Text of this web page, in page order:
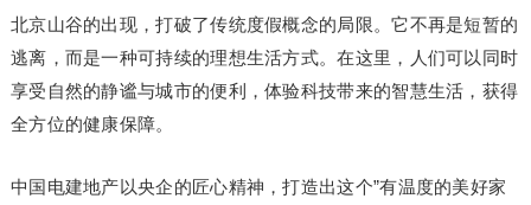
北京山谷的出现，打破了传统度假概念的局限。它不再是短暂的
逃离，而是一种可持续的理想生活方式。在这里，人们可以同时
享受自然的静谧与城市的便利，体验科技带来的智慧生活，获得
全方位的健康保障。
中国电建地产以央企的匠心精神，打造出这个”有温度的美好家